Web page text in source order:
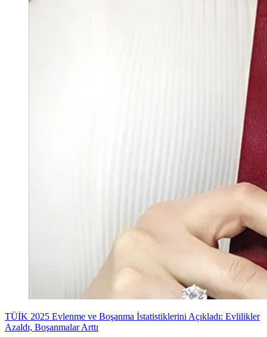
TÜİK 2025 Evlenme ve Boşanma İstatistiklerini Açıkladı: Evlilikler
Azaldı, Boşanmalar Arttı